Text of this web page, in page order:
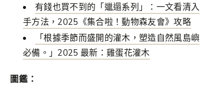
有錢也買不到的「邋遢系列」：一文看清入
手方法，2025《集合啦！動物森友會》攻略
「根據季節而盛開的灌木，塑造自然風島嶼
必備。」2025 最新：雞蛋花灌木
圖鑑：